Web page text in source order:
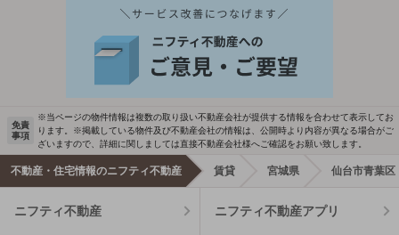
免責
事項
※当ページの物件情報は複数の取り扱い不動産会社が提供する情報を合わせて表示してお
ります。※掲載している物件及び不動産会社の情報は、公開時より内容が異なる場合がご
ざいますので、詳細に関しましては直接不動産会社様へご確認をお願い致します。
不動産・住宅情報のニフティ不動産 賃貸 宮城県 仙台市青葉区
ニフティ不動産 ニフティ不動産アプリ